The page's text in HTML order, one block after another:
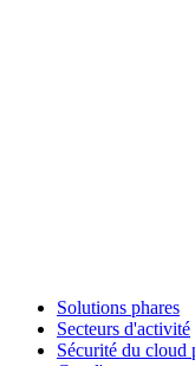
Solutions phares
Secteurs d'activité
Sécurité du cloud